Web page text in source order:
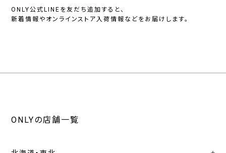
ONLY公式LINEを友だち追加すると、
新着情報やオンラインストア入荷情報などをお届けします。
ONLYの店舗一覧